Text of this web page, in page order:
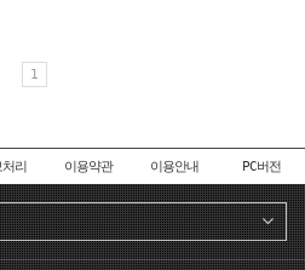
1
리 이용약관 이용안내 PC버전